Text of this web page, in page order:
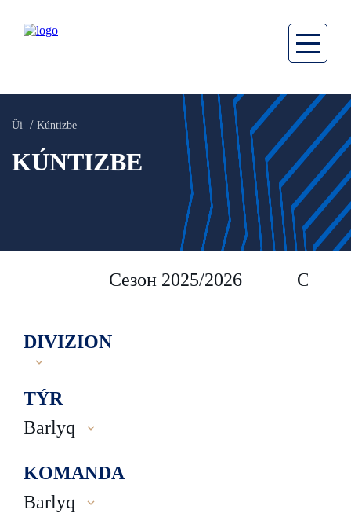
Üi Kúntizbe
KÚNTIZBE
Сезон 2025/2026 Сезон
DIVIZION
TÝR
Barlyq
KOMANDA
Barlyq